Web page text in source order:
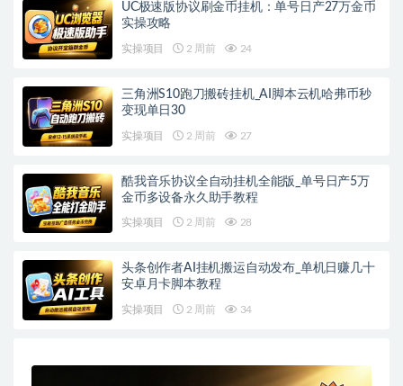
UC极速版协议刷金币挂机：单号日产27万金币
实操攻略
实操项目 2 周前 24
三角洲S10跑刀搬砖挂机_AI脚本云机哈弗币秒
变现单日30
实操项目 2 周前 27
酷我音乐协议全自动挂机全能版_单号日产5万
金币多设备永久助手教程
实操项目 2 周前 28
头条创作者AI挂机搬运自动发布_单机日赚几十
安卓月卡脚本教程
实操项目 2 周前 34